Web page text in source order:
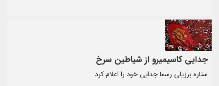
جدایی کاسیمیرو از شیاطین سرخ
ستاره برزیلی رسما جدایی خود را اعلام کرد